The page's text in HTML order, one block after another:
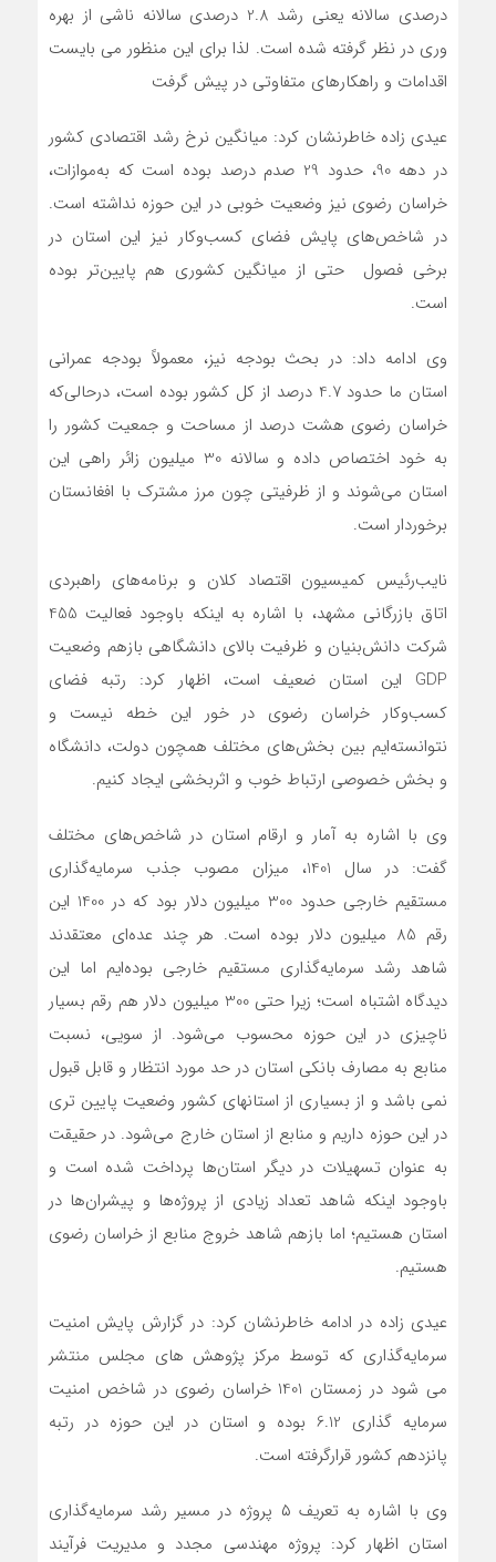
درصدی سالانه یعنی رشد 2.8 درصدی سالانه ناشی از بهره
وری در نظر گرفته شده است. لذا برای این منظور می بایست
اقدامات و راهکارهای متفاوتی در پیش گرفت
عیدی زاده خاطرنشان کرد: میانگین نرخ رشد اقتصادی کشور
در دهه 90، حدود 29 صدم درصد بوده است که به‌موازات،
خراسان رضوی نیز وضعیت خوبی در این حوزه نداشته است.
در شاخص‌های پایش فضای کسب‌وکار نیز این استان در
برخی فصول حتی از میانگین کشوری هم پایین‌تر بوده
است.
وی ادامه داد: در بحث بودجه نیز، معمولاً بودجه عمرانی
استان ما حدود 4.7 درصد از کل کشور بوده است، درحالی‌که
خراسان رضوی هشت درصد از مساحت و جمعیت کشور را
به خود اختصاص داده و سالانه 30 میلیون زائر راهی این
استان می‌شوند و از ظرفیتی چون مرز مشترک با افغانستان
برخوردار است.
نایب‌رئیس کمیسیون اقتصاد کلان و برنامه‌های راهبردی
اتاق بازرگانی مشهد، با اشاره به اینکه باوجود فعالیت 455
شرکت دانش‌بنیان و ظرفیت بالای دانشگاهی بازهم وضعیت
GDP این استان ضعیف است، اظهار کرد: رتبه فضای
کسب‌وکار خراسان رضوی در خور این خطه نیست و
نتوانسته‌ایم بین بخش‌های مختلف همچون دولت، دانشگاه
و بخش خصوصی ارتباط خوب و اثربخشی ایجاد کنیم.
وی با اشاره به آمار و ارقام استان در شاخص‌های مختلف
گفت: در سال 1401، میزان مصوب جذب سرمایه‌گذاری
مستقیم خارجی حدود 300 میلیون دلار بود که در 1400 این
رقم 85 میلیون دلار بوده است. هر چند عده‌ای معتقدند
شاهد رشد سرمایه‌گذاری مستقیم خارجی بوده‌ایم اما این
دیدگاه اشتباه است؛ زیرا حتی 300 میلیون دلار هم رقم بسیار
ناچیزی در این حوزه محسوب می‌شود. از سویی، نسبت
منابع به مصارف بانکی استان در حد مورد انتظار و قابل قبول
نمی باشد و از بسیاری از استانهای کشور وضعیت پایین تری
در این حوزه داریم و منابع از استان خارج می‌شود. در حقیقت
به عنوان تسهیلات در دیگر استان‌ها پرداخت ‌شده است و
باوجود اینکه شاهد تعداد زیادی از پروژه‌ها و پیشران‌ها در
استان هستیم؛ اما بازهم شاهد خروج منابع از خراسان رضوی
هستیم.
عیدی زاده در ادامه خاطرنشان کرد: در گزارش پایش امنیت
سرمایه‌گذاری که توسط مرکز پژوهش های مجلس منتشر
می شود در زمستان 1401 خراسان رضوی در شاخص امنیت
سرمایه گذاری 6.12 بوده و استان در این حوزه در رتبه
پانزدهم کشور قرارگرفته است.
وی با اشاره به تعریف ۵ پروژه در مسیر رشد سرمایه‌گذاری
استان اظهار کرد: پروژه مهندسی مجدد و مدیریت فرآیند